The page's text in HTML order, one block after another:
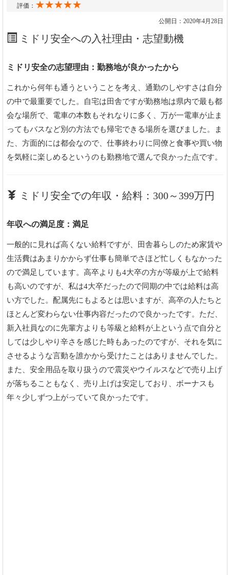
評価： ★★★★★
公開日：2020年4月28日
ミドリ安全への入社理由・志望動機
ミドリ安全の志望理由：勤務地が良かったから
これから何年も通うということを考え、通勤のしやすさは自分
の中で最重要でした。自宅は田舎ですが勤務地は県内で最も都
会な場所で、電車の本数もそれなりに多く、万が一電車が止ま
ってもバスなど別の方法でも帰宅できる場所を選びました。ま
た、方面的には都会なので、仕事終わりに同僚と食事や買い物
を気軽に楽しめるというのも勤務地で選んで良かった点です。
ミドリ安全での年収・給料：300～399万円
年収への満足度：満足
一般的に見れば高くない給料ですが、田舎暮らしのため家賃や
生活費はあまりかからず仕事も簡単でさほど忙しくもなかった
ので満足しています。高卒よりも4大卒の方が等級が上で給料
も高いのですが、私は4大卒だったので同期の中では給料は高
い方でした。配属先にもよるとは思いますが、高卒の人たちと
ほとんど変わらない仕事内容だったので良かったです。ただ、
新入社員なのに先輩方よりも等級と給料が上という点で自分と
しては少しやり辛さを感じた時もあったのですが、それを気に
させるような言動を誰かから受けたことはありませんでした。
また、安全用品を取り扱うので震災やウイルスなどで売り上げ
が落ちることもなく、売り上げは安定しており、ボーナスも
年々少しずつ上がっていて良かったです。